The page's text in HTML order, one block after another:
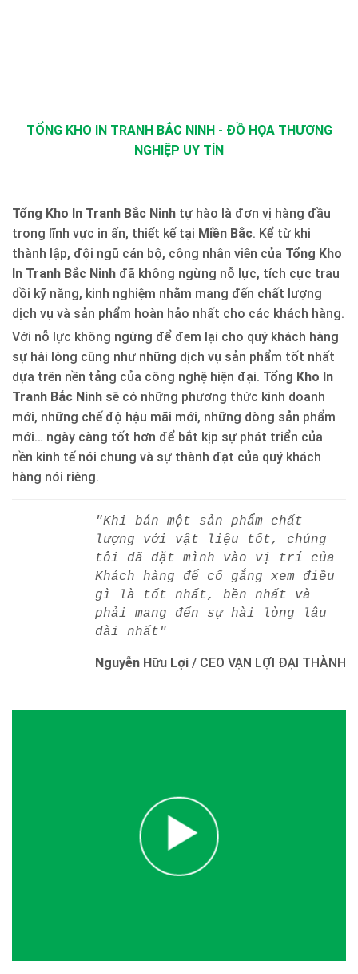
TỔNG KHO IN TRANH BẮC NINH - ĐỒ HỌA THƯƠNG
NGHIỆP UY TÍN
Tổng Kho In Tranh Bắc Ninh tự hào là đơn vị hàng đầu
trong lĩnh vực in ấn, thiết kế tại Miền Bắc. Kể từ khi
thành lập, đội ngũ cán bộ, công nhân viên của Tổng Kho
In Tranh Bắc Ninh đã không ngừng nỗ lực, tích cực trau
dồi kỹ năng, kinh nghiệm nhằm mang đến chất lượng
dịch vụ và sản phẩm hoàn hảo nhất cho các khách hàng.
Với nỗ lực không ngừng để đem lại cho quý khách hàng
sự hài lòng cũng như những dịch vụ sản phẩm tốt nhất
dựa trên nền tảng của công nghệ hiện đại. Tổng Kho In
Tranh Bắc Ninh sẽ có những phương thức kinh doanh
mới, những chế độ hậu mãi mới, những dòng sản phẩm
mới… ngày càng tốt hơn để bắt kịp sự phát triển của
nền kinh tế nói chung và sự thành đạt của quý khách
hàng nói riêng.
"Khi bán một sản phẩm chất
lượng với vật liệu tốt, chúng
tôi đã đặt mình vào vị trí của
Khách hàng để cố gắng xem điều
gì là tốt nhất, bền nhất và
phải mang đến sự hài lòng lâu
dài nhất"
Nguyễn Hữu Lợi / CEO VẠN LỢI ĐẠI THÀNH